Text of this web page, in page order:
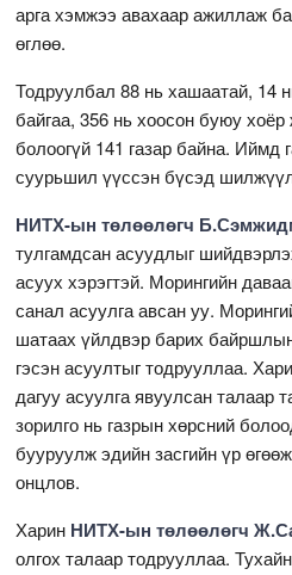
арга хэмжээ авахаар ажиллаж
өглөө.
Тодруулбал 88 нь хашаатай, 14
байгаа, 356 нь хоосон буюу
болоогүй 141 газар байна. Иймд
суурьшил үүссэн бүсэд
НИТХ-ын төлөөлөгч
тулгамдсан асуудлыг
асуух хэрэгтэй. Морингийн
санал асуулга авсан уу.
шатаах үйлдвэр барих
гэсэн асуултыг тодрууллаа.
дагуу асуулга явуулсан талаар
зорилго нь газрын хөрсний
бууруулж эдийн засгийн үр
онцлов.
Харин НИТХ-ын төлөөлөгч
олгох талаар тодрууллаа.